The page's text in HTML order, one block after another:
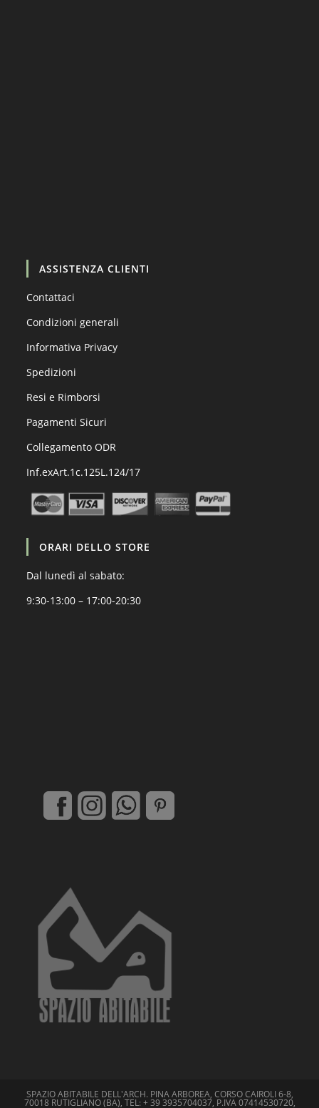
ASSISTENZA CLIENTI
Contattaci
Condizioni generali
Informativa Privacy
Spedizioni
Resi e Rimborsi
Pagamenti Sicuri
Collegamento ODR
Inf.exArt.1c.125L.124/17
ORARI DELLO STORE
Dal lunedì al sabato:
9:30-13:00 – 17:00-20:30
SPAZIO ABITABILE DELL'ARCH. PINA ARBOREA, CORSO CAIROLI 6-8,
70018 RUTIGLIANO (BA), TEL: + 39 3935704037, P.IVA 07414530720,